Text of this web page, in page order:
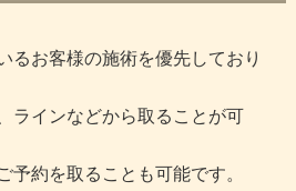
るお客様の施術を優先しており
ラインなどから取ることが可
予約を取ることも可能です。